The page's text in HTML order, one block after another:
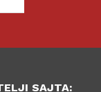
SAJTA: